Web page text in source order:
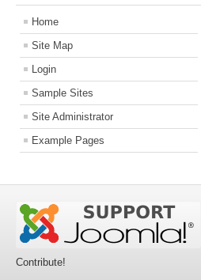
Home
Site Map
Login
Sample Sites
Site Administrator
Example Pages
Contribute!